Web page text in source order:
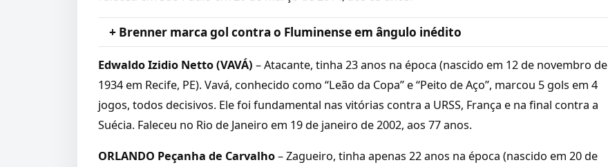
+ Brenner marca gol contra o Fluminense em ângulo inédito
Edwaldo Izidio Netto (VAVÁ) – Atacante, tinha 23 anos na época (nascido em 12 de novembro de
1934 em Recife, PE). Vavá, conhecido como “Leão da Copa” e “Peito de Aço”, marcou 5 gols em 4
jogos, todos decisivos. Ele foi fundamental nas vitórias contra a URSS, França e na final contra a
Suécia. Faleceu no Rio de Janeiro em 19 de janeiro de 2002, aos 77 anos.
ORLANDO Peçanha de Carvalho– Zagueiro, tinha apenas 22 anos na época (nascido em 20 de